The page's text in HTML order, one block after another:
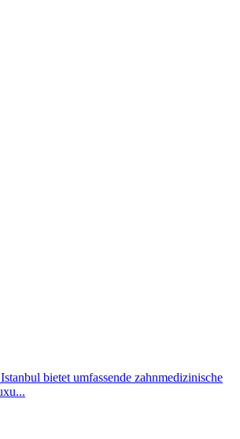
bietet umfassende zahnmedizinische